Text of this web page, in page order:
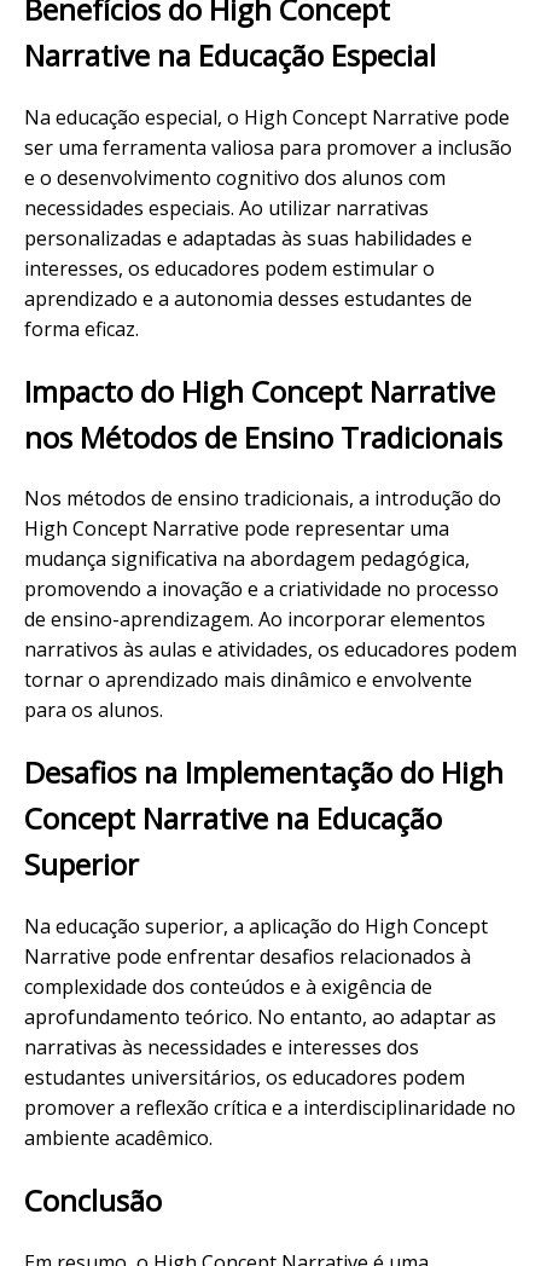
Benefícios do High Concept
Narrative na Educação Especial
Na educação especial, o High Concept Narrative pode
ser uma ferramenta valiosa para promover a inclusão
e o desenvolvimento cognitivo dos alunos com
necessidades especiais. Ao utilizar narrativas
personalizadas e adaptadas às suas habilidades e
interesses, os educadores podem estimular o
aprendizado e a autonomia desses estudantes de
forma eficaz.
Impacto do High Concept Narrative
nos Métodos de Ensino Tradicionais
Nos métodos de ensino tradicionais, a introdução do
High Concept Narrative pode representar uma
mudança significativa na abordagem pedagógica,
promovendo a inovação e a criatividade no processo
de ensino-aprendizagem. Ao incorporar elementos
narrativos às aulas e atividades, os educadores podem
tornar o aprendizado mais dinâmico e envolvente
para os alunos.
Desafios na Implementação do High
Concept Narrative na Educação
Superior
Na educação superior, a aplicação do High Concept
Narrative pode enfrentar desafios relacionados à
complexidade dos conteúdos e à exigência de
aprofundamento teórico. No entanto, ao adaptar as
narrativas às necessidades e interesses dos
estudantes universitários, os educadores podem
promover a reflexão crítica e a interdisciplinaridade no
ambiente acadêmico.
Conclusão